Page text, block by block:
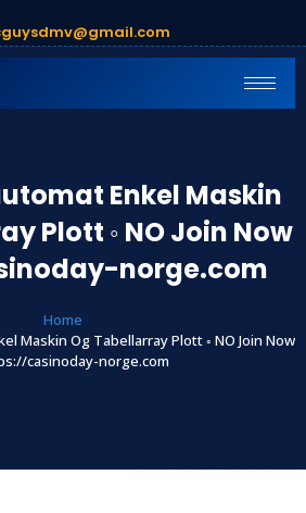
Enkel Maskin
Plott ◦ NO Join Now
norge.com
Home
Maskin Og Tabellarray Plott ◦ NO Join Now
casinoday-norge.com